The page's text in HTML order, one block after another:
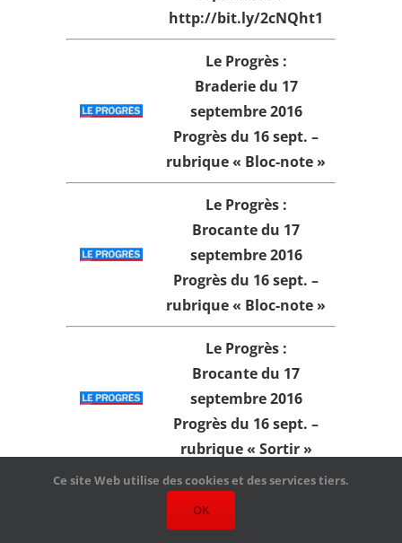
http://bit.ly/2cNQht1
Le Progrès :
Braderie du 17
septembre 2016
Progrès du 16 sept. –
rubrique « Bloc-note »
Le Progrès :
Brocante du 17
septembre 2016
Progrès du 16 sept. –
rubrique « Bloc-note »
Le Progrès :
Brocante du 17
septembre 2016
Progrès du 16 sept. –
rubrique « Sortir »
Spot Lyon :
Braderie et Brocante du
Ce site Web utilise des cookies et des services tiers.
OK